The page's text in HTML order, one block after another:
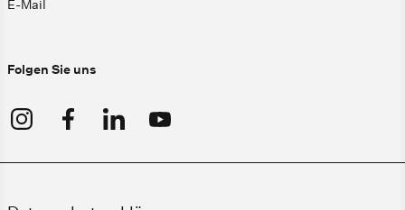
E-Mail
Folgen Sie uns